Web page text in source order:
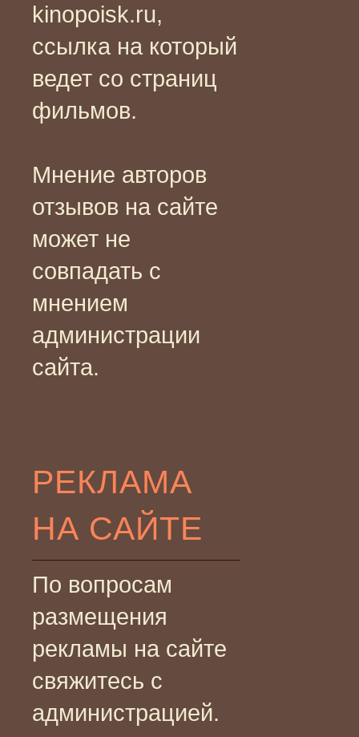
kinopoisk.ru,
ссылка на который
ведет со страниц
фильмов.
Мнение авторов
отзывов на сайте
может не
совпадать с
мнением
администрации
сайта.
РЕКЛАМА
НА САЙТЕ
По вопросам
размещения
рекламы на сайте
свяжитесь с
администрацией.